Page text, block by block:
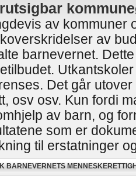
av kommuner
av
barnevernet.
Det går
osv osv. Kun fordi
av barn, og
som er
til erstatninger
BARNEVERNETS